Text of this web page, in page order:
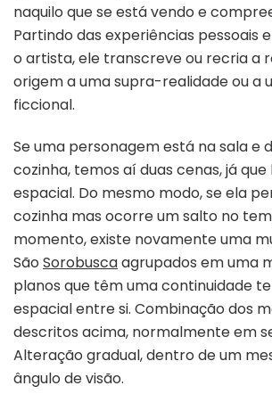
naquilo que se está vendo e
Partindo das experiências pessoais
o artista, ele transcreve ou recria a
origem a uma supra-realidade ou a
ficcional.
Se uma personagem está na sala e
cozinha, temos aí duas cenas, já
espacial. Do mesmo modo, se ela
cozinha mas ocorre um salto no
momento, existe novamente uma
São Sorobuscaagrupados em uma
planos que têm uma continuidade
espacial entre si. Combinação dos
descritos acima, normalmente em
Alteração gradual, dentro de um
ângulo de visão.